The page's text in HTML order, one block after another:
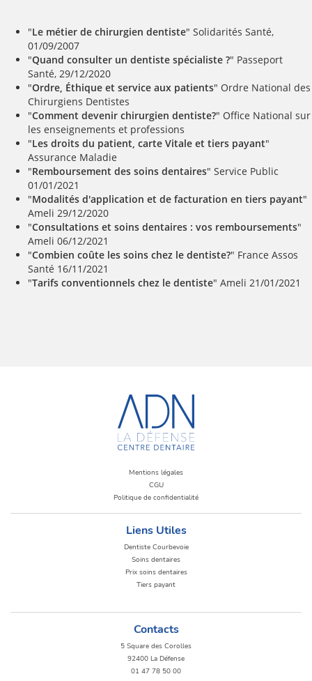
"Le métier de chirurgien dentiste" Solidarités Santé,
01/09/2007
"Quand consulter un dentiste spécialiste ?" Passeport
Santé, 29/12/2020
"Ordre, Éthique et service aux patients" Ordre National des
Chirurgiens Dentistes
"Comment devenir chirurgien dentiste?" Office National sur
les enseignements et professions
"Les droits du patient, carte Vitale et tiers payant"
Assurance Maladie
"Remboursement des soins dentaires" Service Public
01/01/2021
"Modalités d'application et de facturation en tiers payant"
Ameli 29/12/2020
"Consultations et soins dentaires : vos remboursements"
Ameli 06/12/2021
"Combien coûte les soins chez le dentiste?" France Assos
Santé 16/11/2021
"Tarifs conventionnels chez le dentiste" Ameli 21/01/2021
Mentions légales
CGU
Politique de confidentialité
Liens Utiles
Dentiste Courbevoie
Soins dentaires
Prix soins dentaires
Tiers payant
Contacts
5 Square des Corolles
92400 La Défense
01 47 78 50 00